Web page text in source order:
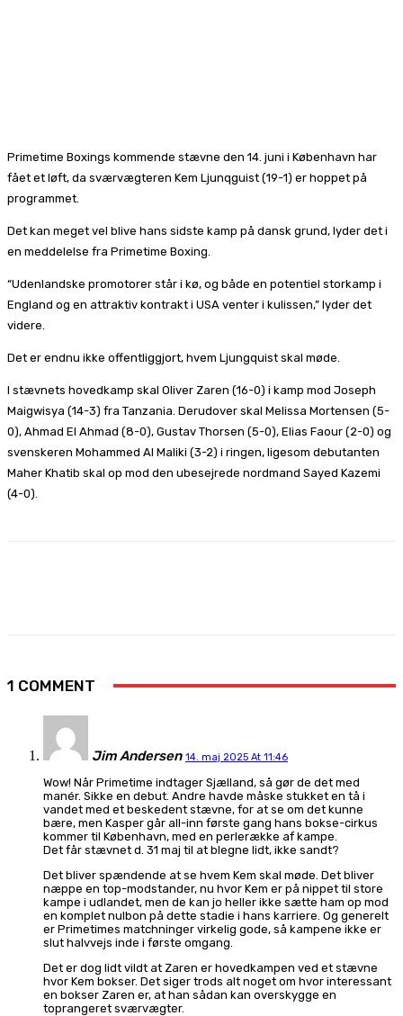
Primetime Boxings kommende stævne den 14. juni i København har
fået et løft, da sværvægteren Kem Ljunqguist (19-1) er hoppet på
programmet.
Det kan meget vel blive hans sidste kamp på dansk grund, lyder det i
en meddelelse fra Primetime Boxing.
“Udenlandske promotorer står i kø, og både en potentiel storkamp i
England og en attraktiv kontrakt i USA venter i kulissen,” lyder det
videre.
Det er endnu ikke offentliggjort, hvem Ljungquist skal møde.
I stævnets hovedkamp skal Oliver Zaren (16-0) i kamp mod Joseph
Maigwisya (14-3) fra Tanzania. Derudover skal Melissa Mortensen (5-
0), Ahmad El Ahmad (8-0), Gustav Thorsen (5-0), Elias Faour (2-0) og
svenskeren Mohammed Al Maliki (3-2) i ringen, ligesom debutanten
Maher Khatib skal op mod den ubesejrede nordmand Sayed Kazemi
(4-0).
1 COMMENT
Jim Andersen 14. maj 2025 At 11:46
Wow! Når Primetime indtager Sjælland, så gør de det med
manér. Sikke en debut. Andre havde måske stukket en tå i
vandet med et beskedent stævne, for at se om det kunne
bære, men Kasper går all-inn første gang hans bokse-cirkus
kommer til København, med en perlerække af kampe.
Det får stævnet d. 31 maj til at blegne lidt, ikke sandt?
Det bliver spændende at se hvem Kem skal møde. Det bliver
næppe en top-modstander, nu hvor Kem er på nippet til store
kampe i udlandet, men de kan jo heller ikke sætte ham op mod
en komplet nulbon på dette stadie i hans karriere. Og generelt
er Primetimes matchninger virkelig gode, så kampene ikke er
slut halvvejs inde i første omgang.
Det er dog lidt vildt at Zaren er hovedkampen ved et stævne
hvor Kem bokser. Det siger trods alt noget om hvor interessant
en bokser Zaren er, at han sådan kan overskygge en
toprangeret sværvægter.